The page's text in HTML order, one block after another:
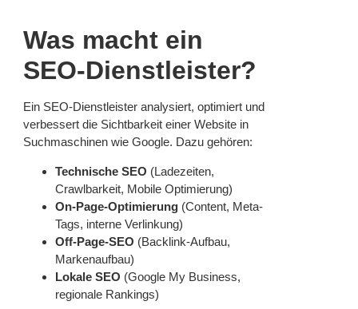
Was macht ein
SEO-Dienstleister?
Ein SEO-Dienstleister analysiert, optimiert und
verbessert die Sichtbarkeit einer Website in
Suchmaschinen wie Google. Dazu gehören:
Technische SEO (Ladezeiten,
Crawlbarkeit, Mobile Optimierung)
On-Page-Optimierung (Content, Meta-
Tags, interne Verlinkung)
Off-Page-SEO (Backlink-Aufbau,
Markenaufbau)
Lokale SEO (Google My Business,
regionale Rankings)